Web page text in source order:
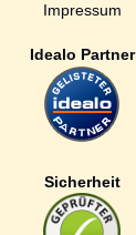
Impressum
Idealo Partner
Sicherheit